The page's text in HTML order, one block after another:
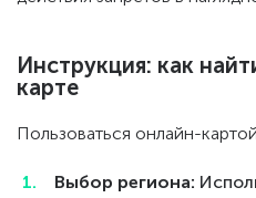
Инструкция: как
карте
Пользоваться онлайн-
Выбор региона: